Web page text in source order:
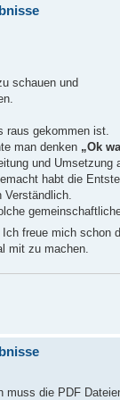
schauen und
raus gekommen ist.
man denken „Ok
und Umsetzung
habt die
Verständlich.
Ich freue mich schon
mit zu machen.
die PDF